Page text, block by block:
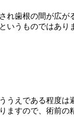
れ歯根の間が広が
いうものではあり
うえである程度
ますので、術前の